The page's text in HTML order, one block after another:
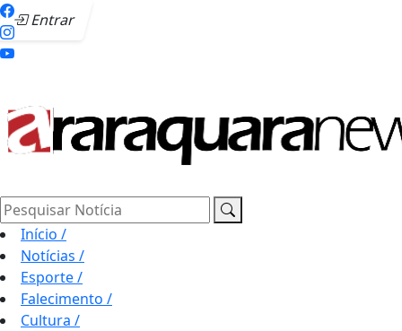
Entrar
Pesquisar Notícia
Início /
Notícias /
Esporte/
Falecimento /
Cultura /